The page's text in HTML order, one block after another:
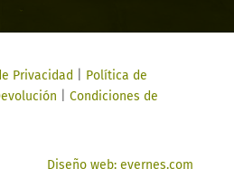
Privacidad
Política de
Condiciones de
Diseño web: evernes.com